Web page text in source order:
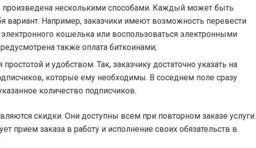
произведена несколькими способами. Каждый может быть
вариант. Например, заказчики имеют возможность перевести
кошелька или воспользоваться электронными
также оплата биткоинами;
простотой и удобством. Так, заказчику достаточно указать на
которые ему необходимы. В соседнем поле сразу
количество подписчиков.
скидки. Они доступны всем при повторном заказе услуги.
прием заказа в работу и исполнение своих обязательств в